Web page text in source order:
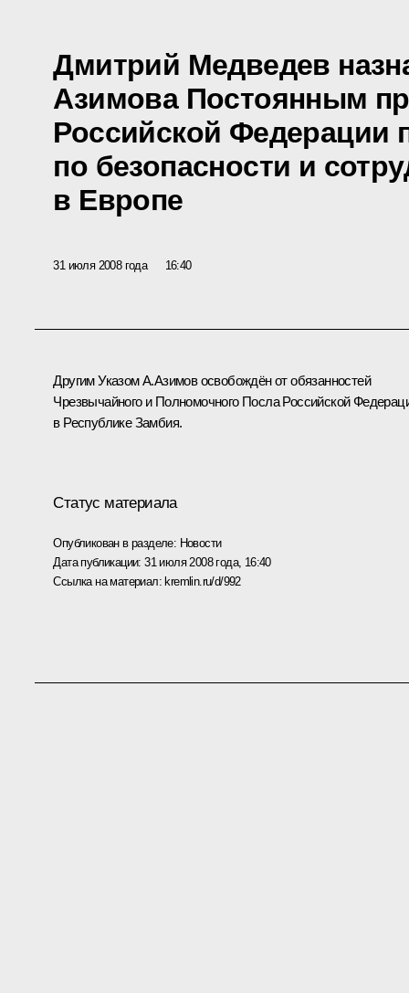
Дмитрий Медведев
Азимова Постоянным
Российской Федерации
по безопасности и
в Европе
31 июля 2008 года 16:40
Другим Указом А.Азимов освобождён от обязанностей
Чрезвычайного и Полномочного Посла Российской
в Республике Замбия.
Статус материала
Опубликован в разделе: Новости
Дата публикации:31 июля 2008 года, 16:40
Ссылка на материал:kremlin.ru/d/992